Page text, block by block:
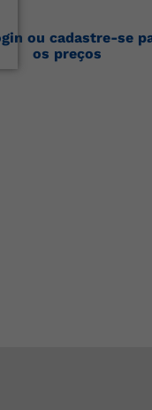
ou cadastre-se
os preços